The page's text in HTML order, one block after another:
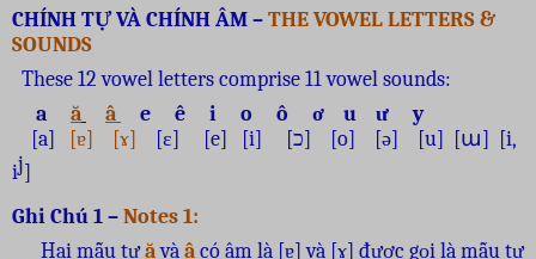
CHÍNH TỰ VÀ CHÍNH ÂM –THE VOWEL LETTERS &
SOUNDS
These 12 vowel letters comprise 11 vowel sounds:
a ă â
e ê i o ô ơ u ư y
[a]
[ɐ] [ɤ]
[ɛ] [e] [i] [כ] [o] [ǝ] [u] [ա] [i,
ij]
Ghi Chú 1 –Notes 1:
Hai mẫu tựăvàâcó âm là [ɐ] và [ɤ] được gọi là mẫu tự